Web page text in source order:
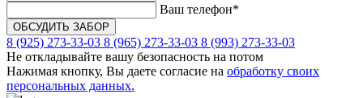
Ваш телефон*
8 (925) 273-33-03 8 (965) 273-33-03 8 (993) 273-33-03
Не откладывайте вашу безопасность на потом
Нажимая кнопку, Вы даете согласие на обработку своих
персональных данных.